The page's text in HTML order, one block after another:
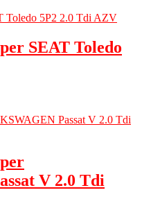
SEAT Toledo
V 2.0 Tdi